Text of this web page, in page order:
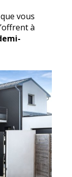
vous
à